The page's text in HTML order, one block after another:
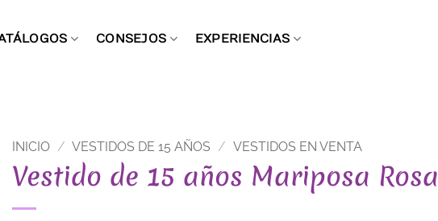
CONSEJOS EXPERIENCIAS
INICIO / VESTIDOS DE 15 AÑOS / VESTIDOS EN VENTA
Vestido de 15 años Mariposa Rosa